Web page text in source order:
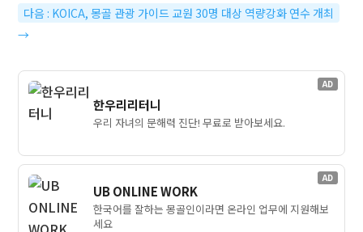
다음 : KOICA, 몽골 관광 가이드 교원 30명 대상 역량강화 연수 개최
→
AD
한우리리터니
우리 자녀의 문해력 진단! 무료로 받아보세요.
AD
UB ONLINE WORK
한국어를 잘하는 몽골인이라면 온라인 업무에 지원해보
세요